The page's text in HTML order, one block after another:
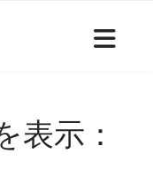
表示：